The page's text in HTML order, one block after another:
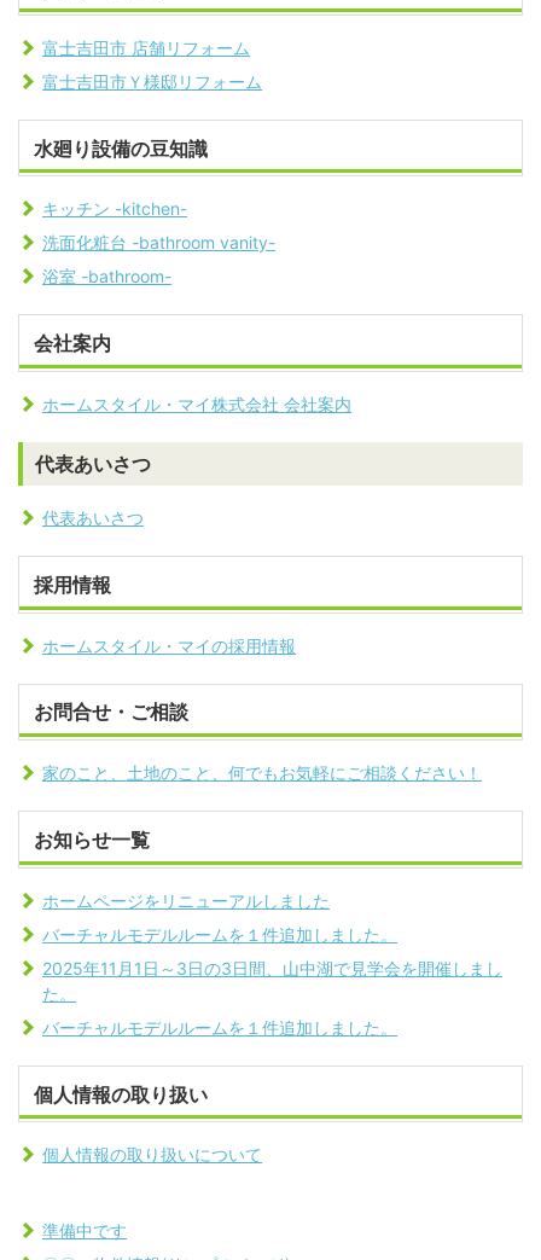
富士吉田市 店舗リフォーム
富士吉田市Ｙ様邸リフォーム
水廻り設備の豆知識
キッチン -kitchen-
洗面化粧台 -bathroom vanity-
浴室 -bathroom-
会社案内
ホームスタイル・マイ株式会社 会社案内
代表あいさつ
代表あいさつ
採用情報
ホームスタイル・マイの採用情報
お問合せ・ご相談
家のこと、土地のこと、何でもお気軽にご相談ください！
お知らせ一覧
ホームページをリニューアルしました
バーチャルモデルルームを１件追加しました。
2025年11月1日～3日の3日間、山中湖で見学会を開催しまし
た。
バーチャルモデルルームを１件追加しました。
個人情報の取り扱い
個人情報の取り扱いについて
準備中です